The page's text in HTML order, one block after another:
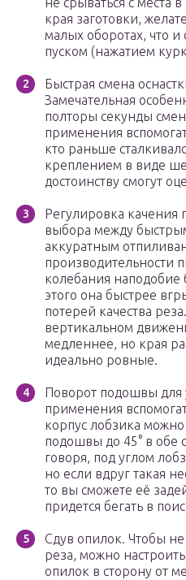
края заготовки,
малых оборотах, что
пуском (нажатием
Быстрая смена
Замечательная
полторы секунды
применения
кто раньше
креплением в виде
достоинству смогут
Регулировка качения
выбора между
аккуратным
производительности
колебания наподобие
этого она быстрее
потерей качества
вертикальном
медленнее, но края
идеально ровные.
Поворот подошвы для
применения
корпус лобзика
подошвы до 45° в обе
говоря, под углом
но если вдруг такая
то вы сможете её
придется бегать в
Сдув опилок. Чтобы
реза, можно
опилок в сторону от